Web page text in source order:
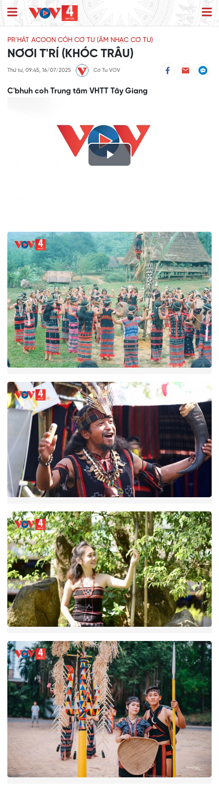
PR'HÁT ACOON CÓH CƠ TU (ÂM NHẠC CƠ TU)
NƠƠI T'RÍ (KHÓC TRÂU)
Thứ tư, 09:45, 16/07/2025 Cơ Tu VOV
C'bhuh coh Trung tâm VHTT Tây Giang
Play